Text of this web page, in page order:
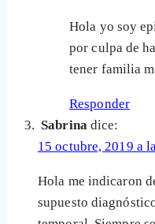
Hola yo soy
por culpa de
tener familia
Responder
Sabrina dice:
15 octubre, 2019 a
Hola me indicaron
supuesto